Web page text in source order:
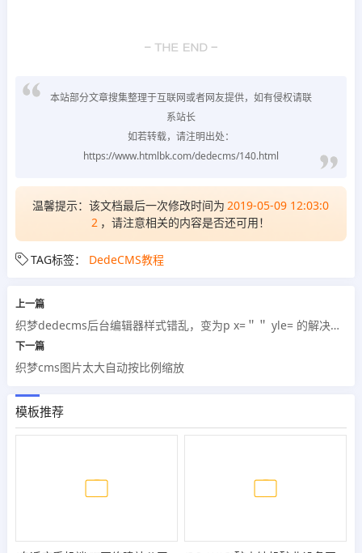
本站部分文章搜集整理于互联网或者网友提供，如有侵权请联
系站长
如若转载，请注明出处：
https://www.htmlbk.com/dedecms/140.html
温馨提示：该文档最后一次修改时间为 2019-05-09 12:03:0
2 ，请注意相关的内容是否还可用！
TAG标签： DedeCMS教程
上一篇
织梦dedecms后台编辑器样式错乱，变为p x=＂＂ yle= 的解决办法
下一篇
织梦cms图片太大自动按比例缩放
模板推荐